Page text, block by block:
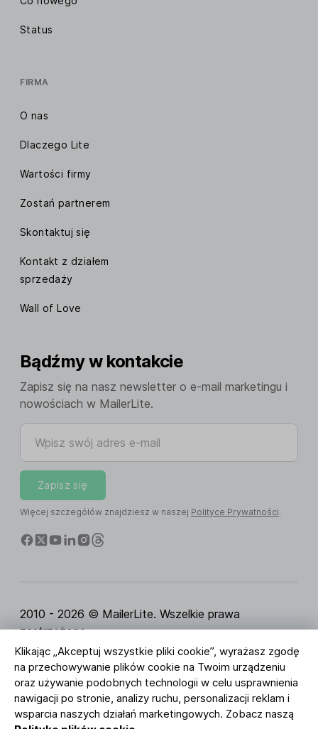
Klikając „Akceptuj wszystkie pliki cookie”, wyrażasz zgodę
na przechowywanie plików cookie na Twoim urządzeniu
oraz używanie podobnych technologii w celu usprawnienia
nawigacji po stronie, analizy ruchu, personalizacji reklam i
wsparcia naszych działań marketingowych. Zobacz naszą
Status
FIRMA
O nas
Dlaczego Lite
Wartości firmy
Zostań partnerem
Skontaktuj się
Kontakt z działem
sprzedaży
Wall of Love
Bądźmy w kontakcie
Zapisz się na nasz newsletter o e-mail marketingu i
nowościach w MailerLite.
Wpisz swój adres e-mail
Zapisz się
Więcej szczegółów znajdziesz w naszej Polityce Prywatności.
2010 - 2026 © MailerLite. Wszelkie prawa
zastrzeżone.
Regulamin Serwisu Polityka Prywatności
Strona
zaufania
Ustawienia ciasteczek
Identyfikacja
wizualna
BUREAU VERITAS